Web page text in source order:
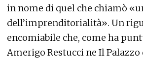
in nome di quel che chiamò
dell’imprenditorialità». Un
encomiabile che, come ha
Amerigo Restucci ne Il Palazzo